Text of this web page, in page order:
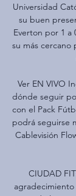
Universidad
su buen
Everton por 1 a
su más
Ver EN VIVO
dónde seguir
con el Pack
podrá seguirse
Cablevisión
CIUDAD
agradecimiento